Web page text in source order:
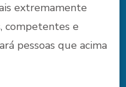
extremamente
competentes e
pessoas que acima